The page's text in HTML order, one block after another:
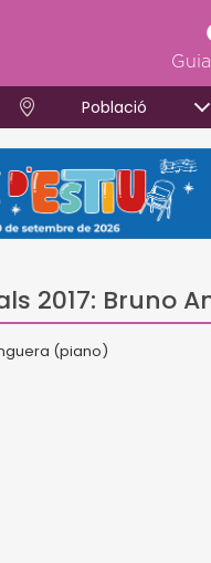
Població
2017: Bruno
(piano)